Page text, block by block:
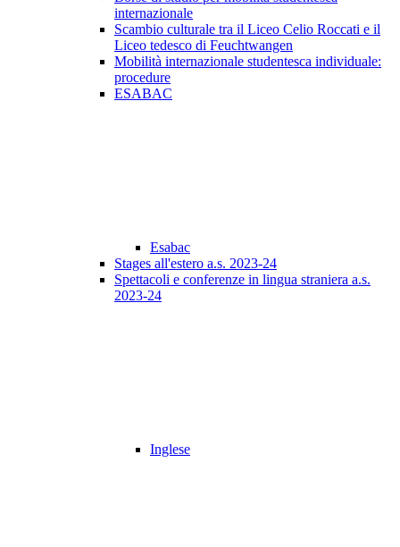
internazionale
Scambio culturale tra il Liceo Celio Roccati e il
Liceo tedesco di Feuchtwangen
Mobilità internazionale studentesca individuale:
procedure
ESABAC
Esabac
Stages all'estero a.s. 2023-24
Spettacoli e conferenze in lingua straniera a.s.
2023-24
Inglese